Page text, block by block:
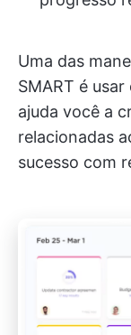
Uma das
SMART é
ajuda você a
relacionadas
sucesso com